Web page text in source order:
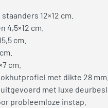
12×12 cm.
4,5×12 cm.
cm.
cm.
met dikte 28 mm.
met luxe
probleemloze instap.